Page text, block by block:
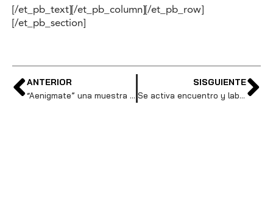
[/et_pb_text][/et_pb_column][/et_pb_row]
[/et_pb_section]
ANTERIOR
“Aenigmate” una muestra expositiva por los 10 años del Museo del Carmen Alto
SISGUIENTE
Se activa encuentro y laboratorio para repensar el rol de los museos.